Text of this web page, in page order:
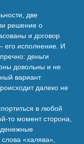
две
решение о
и договор
его исполнение. И
деньги
довольны и не
вариант
далеко не
в любой
то момент сторона,
денежные
«халява»,